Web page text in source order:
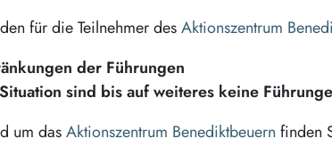
für die Teilnehmer desAktionszentrum
der Führungen
sind bis auf weiteres keine
um dasAktionszentrum Benediktbeuern finden